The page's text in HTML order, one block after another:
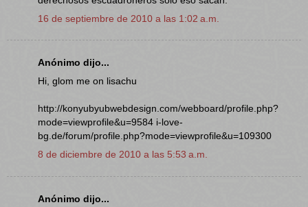
16 de septiembre de 2010 a las 1:02 a.m.
Anónimo dijo...
Hi, glom me on lisachu
http://konyubyubwebdesign.com/webboard/profile.php?
mode=viewprofile&u=9584 i-love-
bg.de/forum/profile.php?mode=viewprofile&u=109300
8 de diciembre de 2010 a las 5:53 a.m.
Anónimo dijo...